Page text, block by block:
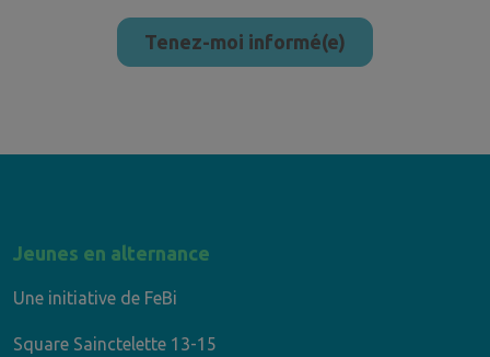
Jeunes en alternance
Une initiative de FeBi
Square Sainctelette 13-15